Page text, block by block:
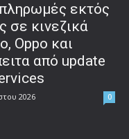
εκτός
σε κινεζικά
Oppo και
από update
2026 0